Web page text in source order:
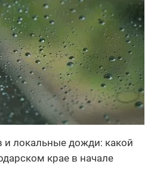
и локальные дожди: какой
крае в начале